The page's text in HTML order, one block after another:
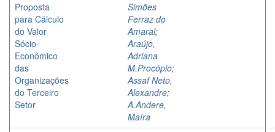
Proposta
para Cálculo
do Valor
Sócio-
Econômico
das
Organizações
do Terceiro
Setor
Simões
Ferraz do
Amaral;
Araújo,
Adriana
M.Procópio;
Assaf Neto,
Alexandre;
A.Andere,
Maíra